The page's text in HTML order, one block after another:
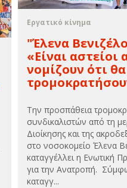
Εργατικό κίνημα
"Έλενα
«Είναι αστείοι
νομίζουν ότι
Την προσπάθεια
συνδικαλιστών από τη
Διοίκησης και της
στο νοσοκομείο Έλενα
καταγγέλλει η Ενωτική
για την Ανατροπή.
καταγγ...